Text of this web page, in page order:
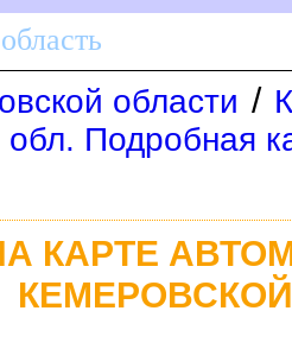
области /
Подробная
КАРТЕ